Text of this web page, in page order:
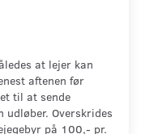
at lejer kan
aftenen før
til at sende
Overskrides
på 100,- pr.